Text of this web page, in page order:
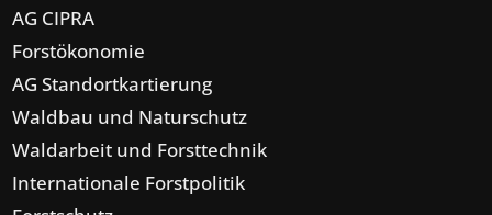
AG CIPRA
Forstökonomie
AG Standortkartierung
Waldbau und Naturschutz
Waldarbeit und Forsttechnik
Internationale Forstpolitik